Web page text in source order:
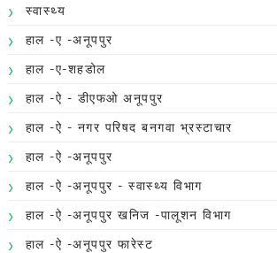
स्वास्थ्य
हाल -ए -अनूपपुर
हाल -ए-शहडोल
हाल -ऐ - डीएफओ अनूपपुर
हाल -ऐ - नगर परिषद बनगवा भ्रस्टाचार
हाल -ऐ -अनूपपुर
हाल -ऐ -अनूपपुर - स्वास्थ्य विभाग
हाल -ऐ -अनूपपुर खनिज -पालूशन विभाग
हाल -ऐ -अनूपपुर फारेस्ट